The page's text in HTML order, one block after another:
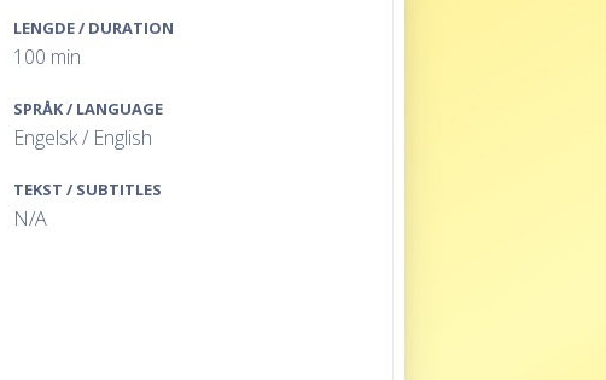
LENGDE / DURATION
100 min
SPRÅK / LANGUAGE
Engelsk / English
TEKST / SUBTITLES
N/A